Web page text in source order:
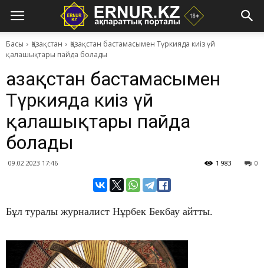
Басы Қазақстан
Қазақстан бастамасымен Түркияда киіз үй
қалашықтары пайда болады
Қазақстан бастамасымен
Түркияда киіз үй
қалашықтары пайда
болады
09.02.2023 17:46 0
1 983
Бұл туралы журналист Нұрбек Бекбау айтты.